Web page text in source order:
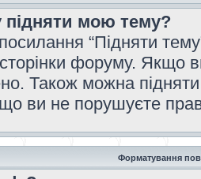
підняти мою тему?
“Підняти
форуму. Якщо
Також можна
ви не порушуєте
Форматування